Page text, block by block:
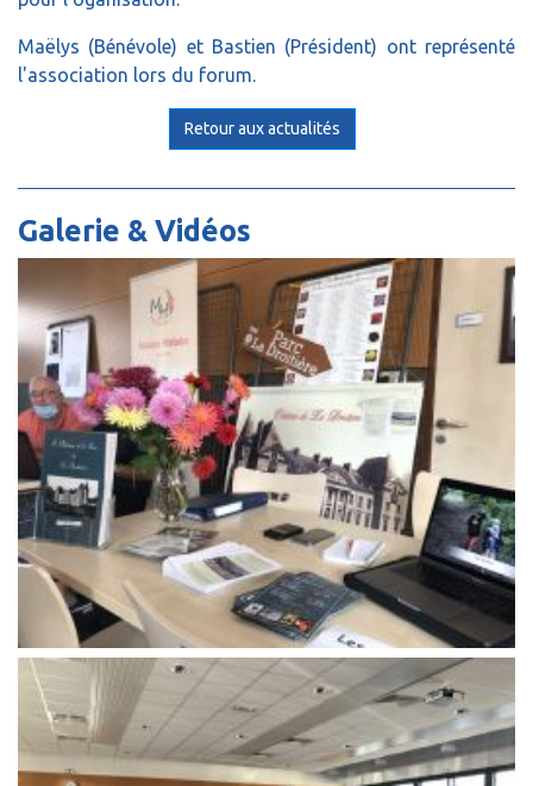
Maëlys (Bénévole) et Bastien (Président) ont représenté
l'association lors du forum.
Retour aux actualités
Galerie & Vidéos